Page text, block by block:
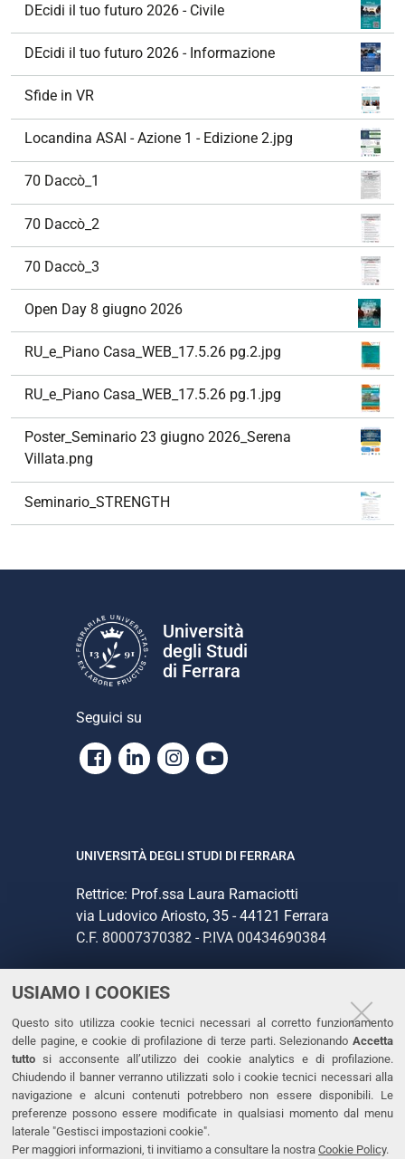
USIAMO I COOKIES
Questo sito utilizza cookie tecnici necessari al corretto funzionamento
delle pagine, e cookie di profilazione di terze parti. Selezionando Accetta
tutto si acconsente all’utilizzo dei cookie analytics e di profilazione.
Chiudendo il banner verranno utilizzati solo i cookie tecnici necessari alla
navigazione e alcuni contenuti potrebbero non essere disponibili. Le
preferenze possono essere modificate in qualsiasi momento dal menu
laterale "Gestisci impostazioni cookie".
Per maggiori informazioni, ti invitiamo a consultare la nostra Cookie Policy.
DEcidi il tuo futuro 2026 - Civile
DEcidi il tuo futuro 2026 - Informazione
Sfide in VR
Locandina ASAI - Azione 1 - Edizione 2.jpg
70 Daccò_1
70 Daccò_2
70 Daccò_3
Open Day 8 giugno 2026
RU_e_Piano Casa_WEB_17.5.26 pg.2.jpg
RU_e_Piano Casa_WEB_17.5.26 pg.1.jpg
Poster_Seminario 23 giugno 2026_Serena
Villata.png
Seminario_STRENGTH
Università
degli Studi
di Ferrara
Seguici su
Facebook
LinkedinInstagram
Youtube
UNIVERSITÀ DEGLI STUDI DI FERRARA
Rettrice: Prof.ssa Laura Ramaciotti
via Ludovico Ariosto, 35 - 44121 Ferrara
C.F. 80007370382 - P.IVA 00434690384
CONTATTI
Tel. +39 0532 293111
Fax. +39 0532 293031
PEC
LINKS